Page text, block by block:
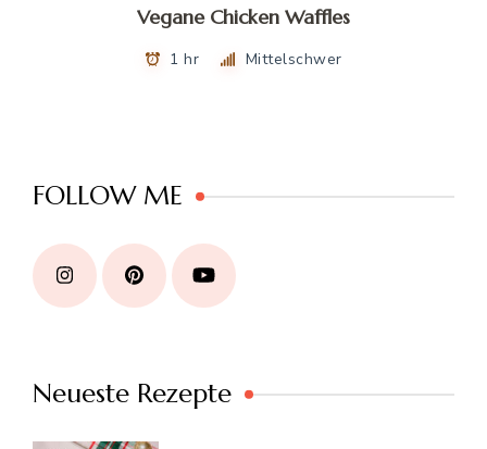
Vegane Chicken Waffles
1 hr Mittelschwer
FOLLOW ME
Neueste Rezepte